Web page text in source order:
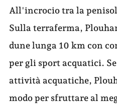
All'incrocio tra la
Sulla terraferma,
dune lunga 10 km con
per gli sport acquatici.
attività acquatiche,
modo per sfruttare al